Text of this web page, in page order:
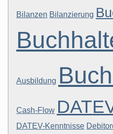
Bilanzen Bilanzierung
Ausbildung
Cash-Flow
DATEV-Kenntnisse